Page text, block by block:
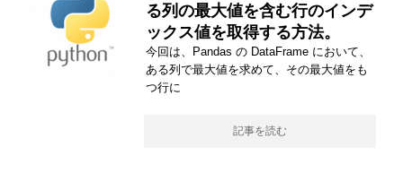
る列の最大値を含む行のインデ
ックス値を取得する方法。
今回は、Pandas の DataFrame において、
ある列で最大値を求めて、その最大値をも
つ行に
記事を読む